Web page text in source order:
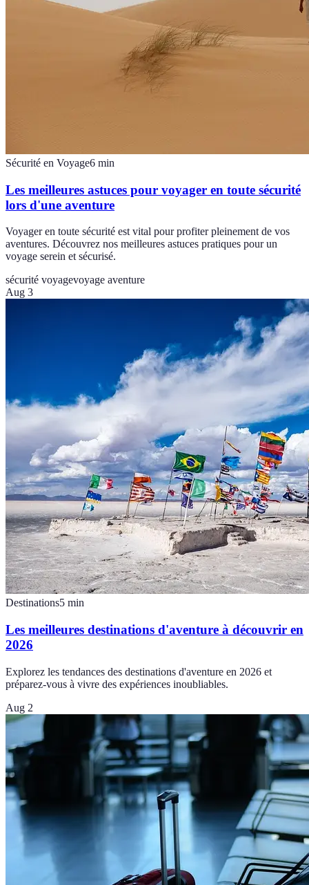
Sécurité en Voyage6 min
Les meilleures astuces pour voyager en toute sécurité
lors d'une aventure
Voyager en toute sécurité est vital pour profiter pleinement de vos
aventures. Découvrez nos meilleures astuces pratiques pour un
voyage serein et sécurisé.
sécurité voyagevoyage aventure
Aug 3
Destinations5 min
Les meilleures destinations d'aventure à découvrir en
2026
Explorez les tendances des destinations d'aventure en 2026 et
préparez-vous à vivre des expériences inoubliables.
Aug 2